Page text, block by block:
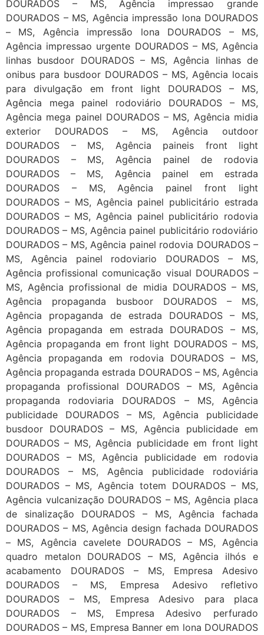
DOURADOS – MS, Agência impressao grande
DOURADOS – MS, Agência impressão lona DOURADOS
– MS, Agência impressão lona DOURADOS – MS,
Agência impressao urgente DOURADOS – MS, Agência
linhas busdoor DOURADOS – MS, Agência linhas de
onibus para busdoor DOURADOS – MS, Agência locais
para divulgação em front light DOURADOS – MS,
Agência mega painel rodoviário DOURADOS – MS,
Agência mega painel DOURADOS – MS, Agência midia
exterior DOURADOS – MS, Agência outdoor
DOURADOS – MS, Agência paineis front light
DOURADOS – MS, Agência painel de rodovia
DOURADOS – MS, Agência painel em estrada
DOURADOS – MS, Agência painel front light
DOURADOS – MS, Agência painel publicitário estrada
DOURADOS – MS, Agência painel publicitário rodovia
DOURADOS – MS, Agência painel publicitário rodoviário
DOURADOS – MS, Agência painel rodovia DOURADOS –
MS, Agência painel rodoviario DOURADOS – MS,
Agência profissional comunicação visual DOURADOS –
MS, Agência profissional de midia DOURADOS – MS,
Agência propaganda busboor DOURADOS – MS,
Agência propaganda de estrada DOURADOS – MS,
Agência propaganda em estrada DOURADOS – MS,
Agência propaganda em front light DOURADOS – MS,
Agência propaganda em rodovia DOURADOS – MS,
Agência propaganda estrada DOURADOS – MS, Agência
propaganda profissional DOURADOS – MS, Agência
propaganda rodoviaria DOURADOS – MS, Agência
publicidade DOURADOS – MS, Agência publicidade
busdoor DOURADOS – MS, Agência publicidade em
DOURADOS – MS, Agência publicidade em front light
DOURADOS – MS, Agência publicidade em rodovia
DOURADOS – MS, Agência publicidade rodoviária
DOURADOS – MS, Agência totem DOURADOS – MS,
Agência vulcanização DOURADOS – MS, Agência placa
de sinalização DOURADOS – MS, Agência fachada
DOURADOS – MS, Agência design fachada DOURADOS
– MS, Agência cavelete DOURADOS – MS, Agência
quadro metalon DOURADOS – MS, Agência ilhós e
acabamento DOURADOS – MS, Empresa Adesivo
DOURADOS – MS, Empresa Adesivo refletivo
DOURADOS – MS, Empresa Adesivo para placa
DOURADOS – MS, Empresa Adesivo perfurado
DOURADOS – MS, Empresa Banner em lona DOURADOS